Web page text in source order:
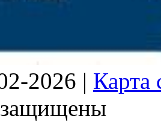
2026 | Карта
защищены